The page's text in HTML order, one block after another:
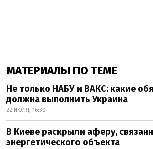
МАТЕРИАЛЫ ПО ТЕМЕ
Не только НАБУ и ВАКС: какие
должна выполнить Украина
22 ИЮЛЯ, 16:30
В Киеве раскрыли аферу,
энергетического объекта